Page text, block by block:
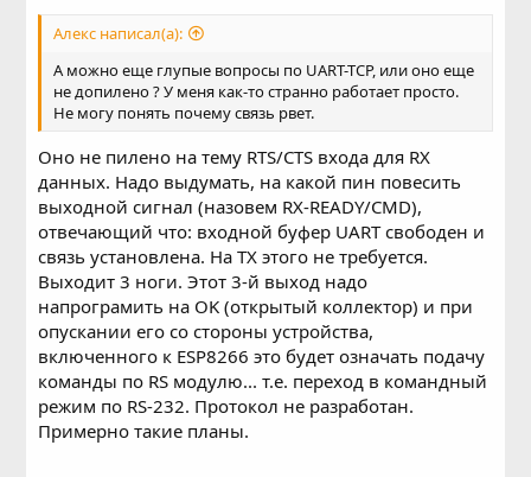
Алекс написал(а):
А можно еще глупые вопросы по UART-TCP, или оно еще
не допилено ? У меня как-то странно работает просто.
Не могу понять почему связь рвет.
Оно не пилено на тему RTS/СTS входа для RX
данных. Надо выдумать, на какой пин повесить
выходной сигнал (назовем RX-READY/CMD),
отвечающий что: входной буфер UART свободен и
связь установлена. На TX этого не требуется.
Выходит 3 ноги. Этот 3-й выход надо
напрограмить на OK (открытый коллектор) и при
опускании его со стороны устройства,
включенного к ESP8266 это будет означать подачу
команды по RS модулю... т.е. переход в командный
режим по RS-232. Протокол не разработан.
Примерно такие планы.